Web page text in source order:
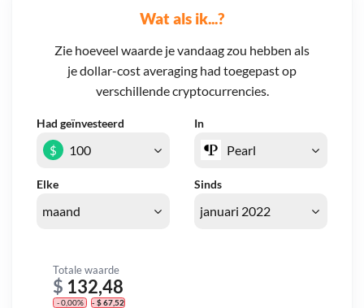
Wat als ik...?
Zie hoeveel waarde je vandaag zou hebben als
je dollar-cost averaging had toegepast op
verschillende cryptocurrencies.
Had geïnvesteerd In
Elke Sinds
$
Totale waarde
$ 132,48
- 0,00% - $ 67,52